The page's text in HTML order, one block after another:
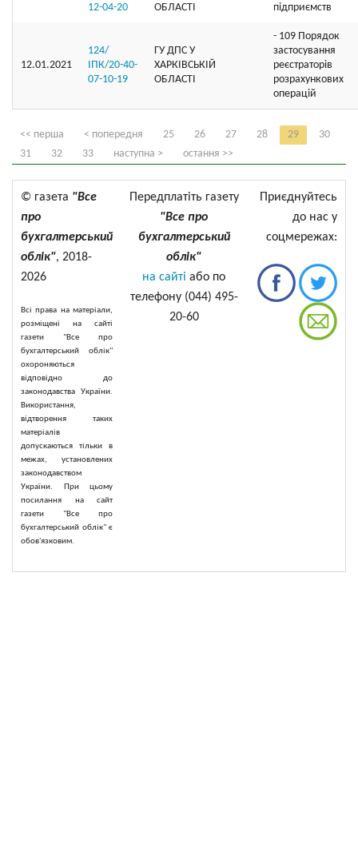
12-04-20
ОБЛАСТI
підприємств
12.01.2021
124/
ІПК/20-40-
07-10-19
ГУ ДПС У
ХАРКІВСЬКІЙ
ОБЛАСТІ
- 109 Порядок
застосування
реєстраторів
розрахункових
операцій
<< перша < попередня 25 26 27 28 29
30
31
32 33 наступна > остання >>
© газета "Все
про
бухгалтерський
облік", 2018-
2026
Всі права на матеріали,
розміщені на сайті
газети "Все про
бухгалтерський облік"
охороняються
відповідно до
законодавства України.
Використання,
відтворення таких
матеріалів
допускаються тільки в
межах, установлених
законодавством
України. При цьому
посилання на сайт
газети "Все про
бухгалтерський облік" є
обов'язковим.
Передплатіть газету
"Все про
бухгалтерський
облік"
на сайті або по
телефону (044) 495-
20-60
Приєднуйтесь
до нас у
соцмережах: